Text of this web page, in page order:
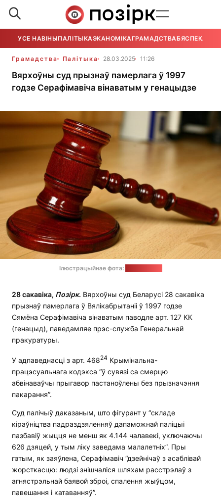
УСЕ НАВІНЫПАЛІТЫКАЭКАНОМІКАГРАМАДСТВАБЯСПЕКА
Грамадства Палітыка 28.03.2025 11:26
Вярхоўны суд прызнаў памерлага ў 1997
годзе Серафімавіча вінаватым у генацыдзе
Ілюстрацыйнае фота:
28 сакавіка, Позірк. Вярхоўны суд Беларусі 28 сакавіка
прызнаў памерлага ў Вялікабрытаніі ў 1997 годзе
Сямёна Серафімавіча вінаватым паводле арт. 127 КК
(генацыд), паведамляе прэс-служба Генеральнай
пракуратуры.
У адпаведнасці з арт. 46824 Крымінальна-
працэсуальнага кодэкса “ў сувязі са смерцю
абвінаваўчы прыгавор пастаноўлены без прызначэння
пакарання”.
Суд палічыў даказаным, што фігурант у “складе
кіраўніцтва падраздзяленняў дапаможнай паліцыі
пазбавіў жыцця не менш як 4.144 чалавекі, уключаючы
626 дзяцей, у тым ліку заведама малалетніх”. Пры
гэтым, як заяўлена, Серафімавіч “дзейнічаў з асаблівай
жорсткасцю: людзі знішчаліся шляхам расстрэлаў з
агнястрэльнай баявой зброі, спалення жыўцом,
павешання і катаванняў”.